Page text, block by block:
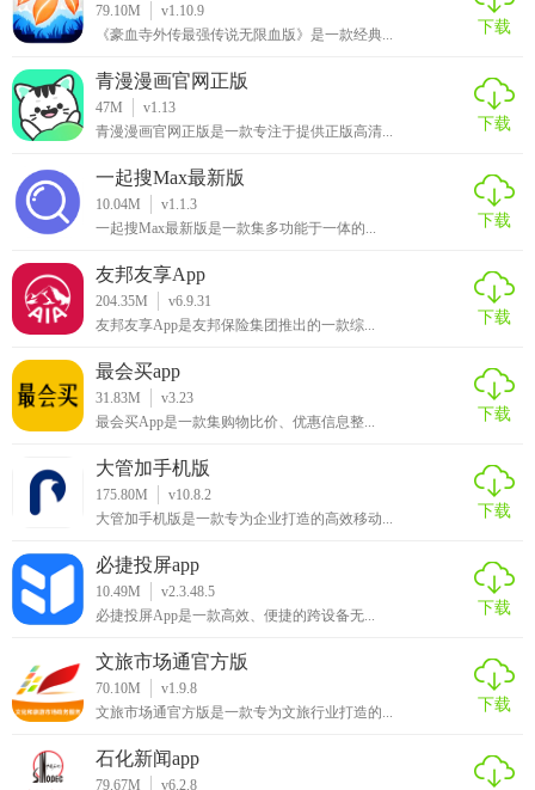
79.10M
v1.10.9
《豪血寺外传最强传说无限血版》是一款经典...
下载
青漫漫画官网正版
47M
v1.13
青漫漫画官网正版是一款专注于提供正版高清...
下载
一起搜Max最新版
10.04M
v1.1.3
一起搜Max最新版是一款集多功能于一体的...
下载
友邦友享App
204.35M
v6.9.31
友邦友享App是友邦保险集团推出的一款综...
下载
最会买app
31.83M
v3.23
最会买App是一款集购物比价、优惠信息整...
下载
大管加手机版
175.80M
v10.8.2
大管加手机版是一款专为企业打造的高效移动...
下载
必捷投屏app
10.49M
v2.3.48.5
必捷投屏App是一款高效、便捷的跨设备无...
下载
文旅市场通官方版
70.10M
v1.9.8
文旅市场通官方版是一款专为文旅行业打造的...
下载
石化新闻app
79.67M v6.2.8